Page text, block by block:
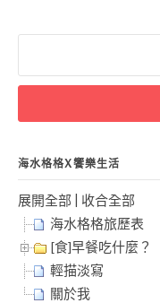
關
字:
海水格格X饗樂生活
展開全部
收合全部
海水格格旅歷表
[食]早餐吃什麼？
輕描淡寫
關於我